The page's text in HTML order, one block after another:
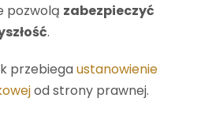
pozwolą zabezpieczyć
.
przebiegaustanowienie
od strony prawnej.